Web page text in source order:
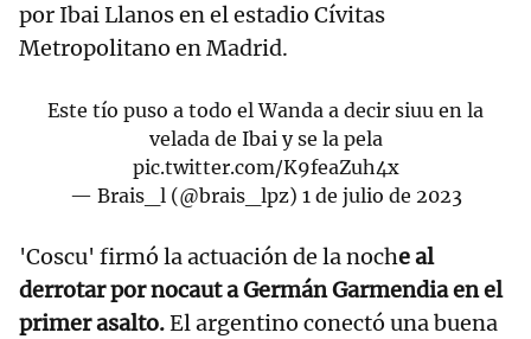
por Ibai Llanos en el estadio Cívitas
Metropolitano en Madrid.
Este tío puso a todo el Wanda a decir siuu en la
velada de Ibai y se la pela
pic.twitter.com/K9feaZuh4x
— Brais_l (@brais_lpz) 1 de julio de 2023
'Coscu' firmó la actuación de la noche al
derrotar por nocaut a Germán Garmendia en el
primer asalto.El argentino conectó una buena